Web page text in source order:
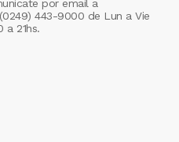
por email a
(0249) 443-9000 de Lun a Vie
a 21hs.